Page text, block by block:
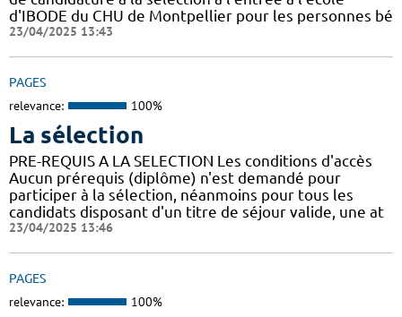
d'IBODE du CHU de Montpellier pour les personnes bé
23/04/2025 13:43
PAGES
relevance: 100%
La sélection
PRE-REQUIS A LA SELECTION Les conditions d'accès
Aucun prérequis (diplôme) n'est demandé pour
participer à la sélection, néanmoins pour tous les
candidats disposant d'un titre de séjour valide, une at
23/04/2025 13:46
PAGES
relevance: 100%